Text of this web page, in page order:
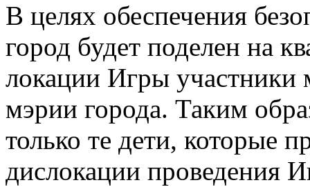
В целях обеспечения
город будет поделен на
локации Игры участники
мэрии города. Таким
только те дети, которые
дислокации проведения